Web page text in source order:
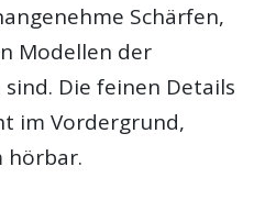
Schärfen,
Modellen der
Die feinen Details
im Vordergrund,
hörbar.